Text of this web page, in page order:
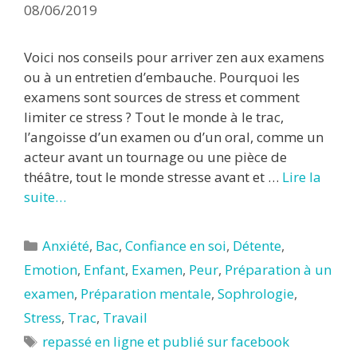
08/06/2019
Voici nos conseils pour arriver zen aux examens
ou à un entretien d’embauche. Pourquoi les
examens sont sources de stress et comment
limiter ce stress ? Tout le monde à le trac,
l’angoisse d’un examen ou d’un oral, comme un
acteur avant un tournage ou une pièce de
théâtre, tout le monde stresse avant et … Lire la
suite…
Catégories
Anxiété, Bac,Confiance en soi, Détente,
Emotion, Enfant, Examen, Peur, Préparation à un
examen, Préparation mentale, Sophrologie,
Stress, Trac, Travail
Étiquettes
repassé en ligne et publié sur facebook